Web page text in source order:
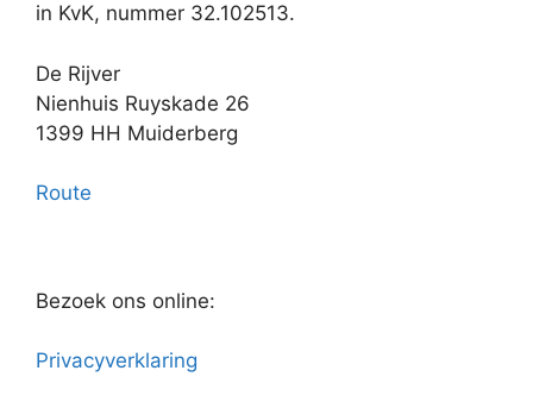
in KvK, nummer 32.102513.
De Rijver
Nienhuis Ruyskade 26
1399 HH Muiderberg
Route
Bezoek ons online:
Privacyverklaring